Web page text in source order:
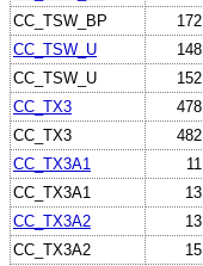
CC_TSW_BP
172
CC_TSW_U
148
CC_TSW_U
152
CC_TX3
478
CC_TX3
482
CC_TX3A1
11
CC_TX3A1
13
CC_TX3A2
13
CC_TX3A2
15